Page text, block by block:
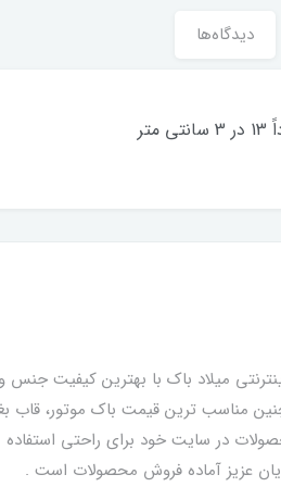
دیدگاه‌ها
میلاد باک با بهترین کیفیت جنس و
مناسب ترین قیمت باک موتور، قاب
در سایت خود برای راحتی استفاده
عزیز آماده فروش محصولات است .